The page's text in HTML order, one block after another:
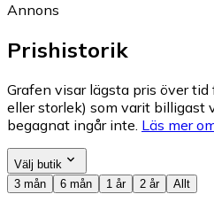
Annons
Prishistorik
Grafen visar lägsta pris över
eller storlek) som varit billigast
begagnat ingår inte. Läs mer
Välj butik
3 mån
6 mån 1 år 2 år Allt